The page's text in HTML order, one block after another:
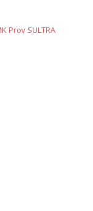
Prov SULTRA